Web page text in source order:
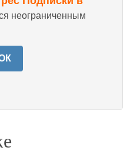
неограниченным